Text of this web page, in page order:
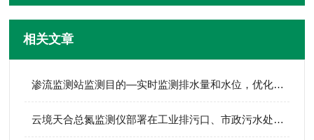
相关文章
渗流监测站监测目的—实时监测排水量和水位，优化排水系统设计
云境天合总氮监测仪部署在工业排污口、市政污水处理点、农业沟渠等场合中